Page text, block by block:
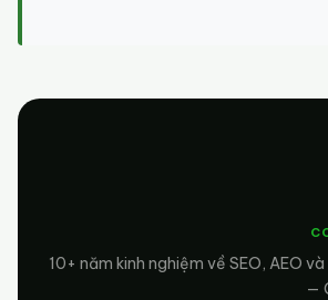
10+ năm kinh nghiệm về SEO, AEO
—